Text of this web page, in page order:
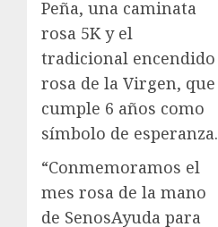
Peña, una caminata
rosa 5K y el
tradicional encendido
rosa de la Virgen, que
cumple 6 años como
símbolo de esperanza.
“Conmemoramos el
mes rosa de la mano
de SenosAyuda para